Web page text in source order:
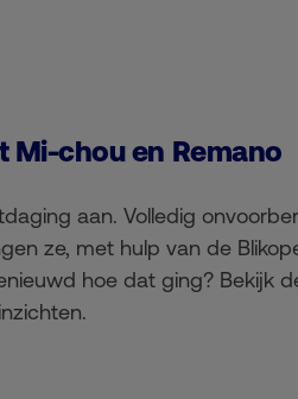
Mi-chou en Remano
aan. Volledig
ze, met hulp van de
hoe dat ging? Bekijk